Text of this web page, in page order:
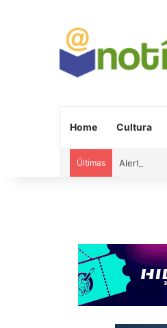
Home Cultura
Últimas Alerta de